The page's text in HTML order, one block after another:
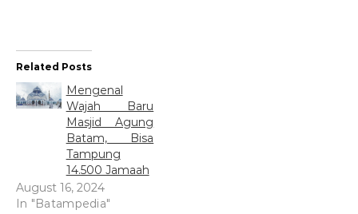
Related Posts
Mengenal
Wajah Baru
Masjid Agung
Batam, Bisa
Tampung
14.500 Jamaah
August 16, 2024
In "Batampedia"